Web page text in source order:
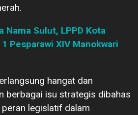
Nama Sulut, LPPD Kota
Pesparawi XIV Manokwari
hangat dan
berbagai isu strategis dibahas
legislatif dalam